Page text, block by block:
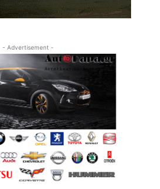
- Advertisement -